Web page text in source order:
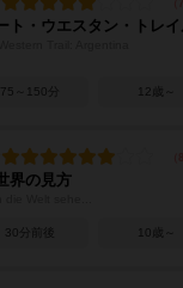
ト・ウエスタン・トレ
75～150分 12歳～
界の見方
30分前後 10歳～